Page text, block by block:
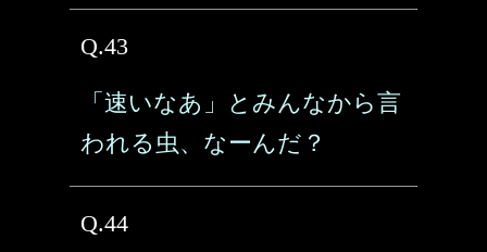
Q.43
「速いなあ」とみんなから言
われる虫、なーんだ？
Q.44